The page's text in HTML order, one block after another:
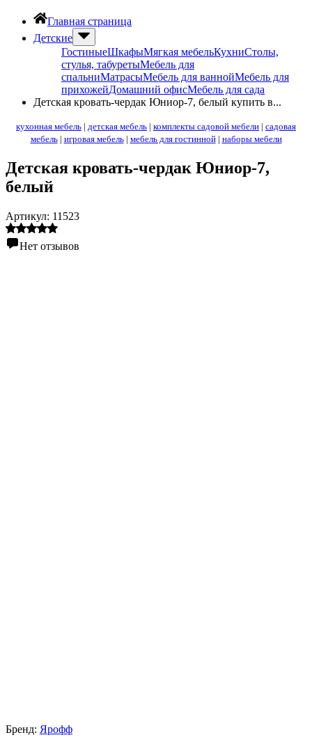
Главная страница
Детские
ГостиныеШкафыМягкая мебельКухниСтолы,
стулья, табуретыМебель для
спальниМатрасыМебель для ваннойМебель для
прихожейДомашний офисМебель для сада
Детская кровать-чердак Юниор-7, белый купить в...
кухонная мебель | детская мебель | комплекты садовой мебели | садовая
мебель| игровая мебель| мебель для гостинной| наборы мебели
Детская кровать-чердак Юниор-7,
белый
Артикул: 11523
Нет отзывов
Бренд: Ярофф